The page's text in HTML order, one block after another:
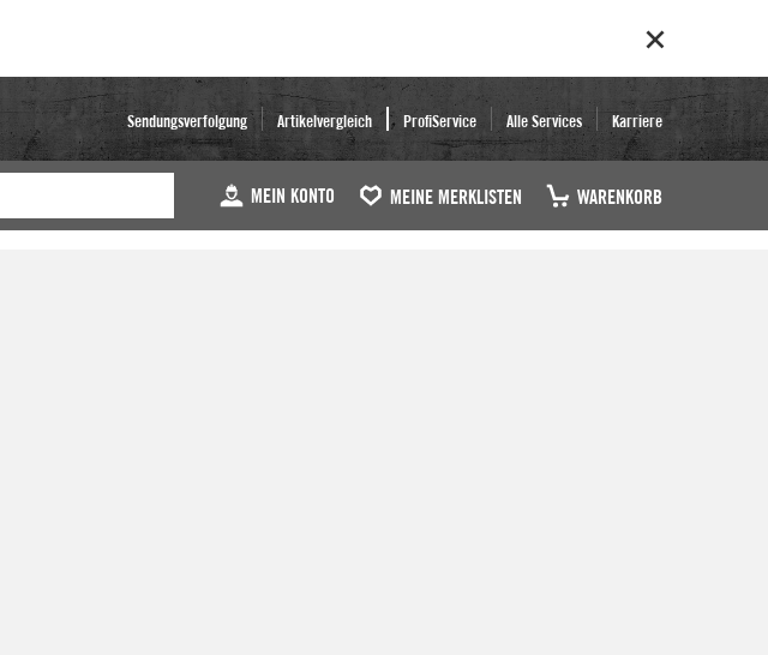
Sendungsverfolgung Artikelvergleich ProfiService Alle Services Karriere
MEIN KONTO MEINE MERKLISTEN WARENKORB